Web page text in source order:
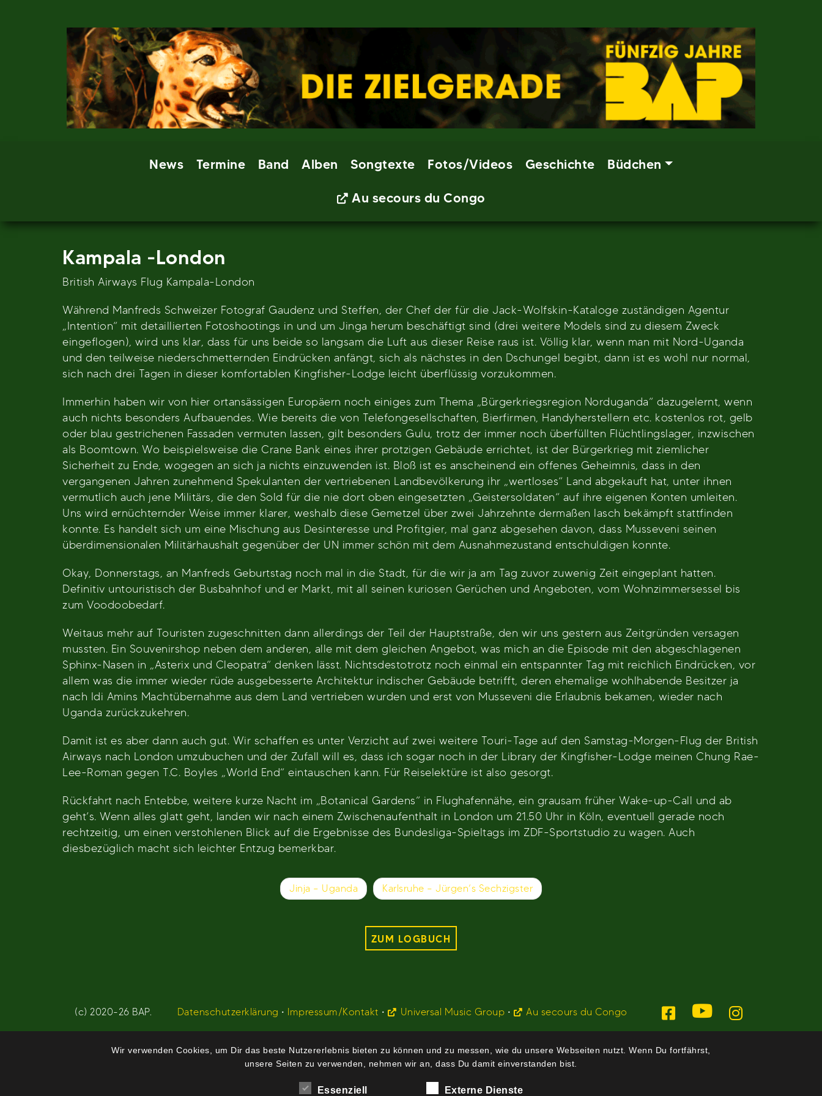
News Termine Band Alben Songtexte Fotos/Videos Geschichte Büdchen
Au secours du Congo
Kampala -London
British Airways Flug Kampala-London
Während Manfreds Schweizer Fotograf Gaudenz und Steffen, der Chef der für die Jack-Wolfskin-Kataloge zuständigen Agentur
„Intention“ mit detaillierten Fotoshootings in und um Jinga herum beschäftigt sind (drei weitere Models sind zu diesem Zweck
eingeflogen), wird uns klar, dass für uns beide so langsam die Luft aus dieser Reise raus ist. Völlig klar, wenn man mit Nord-Uganda
und den teilweise niederschmetternden Eindrücken anfängt, sich als nächstes in den Dschungel begibt, dann ist es wohl nur normal,
sich nach drei Tagen in dieser komfortablen Kingfisher-Lodge leicht überflüssig vorzukommen.
Immerhin haben wir von hier ortansässigen Europäern noch einiges zum Thema „Bürgerkriegsregion Norduganda“ dazugelernt, wenn
auch nichts besonders Aufbauendes. Wie bereits die von Telefongesellschaften, Bierfirmen, Handyherstellern etc. kostenlos rot, gelb
oder blau gestrichenen Fassaden vermuten lassen, gilt besonders Gulu, trotz der immer noch überfüllten Flüchtlingslager, inzwischen
als Boomtown. Wo beispielsweise die Crane Bank eines ihrer protzigen Gebäude errichtet, ist der Bürgerkrieg mit ziemlicher
Sicherheit zu Ende, wogegen an sich ja nichts einzuwenden ist. Bloß ist es anscheinend ein offenes Geheimnis, dass in den
vergangenen Jahren zunehmend Spekulanten der vertriebenen Landbevölkerung ihr „wertloses“ Land abgekauft hat, unter ihnen
vermutlich auch jene Militärs, die den Sold für die nie dort oben eingesetzten „Geistersoldaten“ auf ihre eigenen Konten umleiten.
Uns wird ernüchternder Weise immer klarer, weshalb diese Gemetzel über zwei Jahrzehnte dermaßen lasch bekämpft stattfinden
konnte. Es handelt sich um eine Mischung aus Desinteresse und Profitgier, mal ganz abgesehen davon, dass Musseveni seinen
überdimensionalen Militärhaushalt gegenüber der UN immer schön mit dem Ausnahmezustand entschuldigen konnte.
Okay, Donnerstags, an Manfreds Geburtstag noch mal in die Stadt, für die wir ja am Tag zuvor zuwenig Zeit eingeplant hatten.
Definitiv untouristisch der Busbahnhof und er Markt, mit all seinen kuriosen Gerüchen und Angeboten, vom Wohnzimmersessel bis
zum Voodoobedarf.
Weitaus mehr auf Touristen zugeschnitten dann allerdings der Teil der Hauptstraße, den wir uns gestern aus Zeitgründen versagen
mussten. Ein Souvenirshop neben dem anderen, alle mit dem gleichen Angebot, was mich an die Episode mit den abgeschlagenen
Sphinx-Nasen in „Asterix und Cleopatra“ denken lässt. Nichtsdestotrotz noch einmal ein entspannter Tag mit reichlich Eindrücken, vor
allem was die immer wieder rüde ausgebesserte Architektur indischer Gebäude betrifft, deren ehemalige wohlhabende Besitzer ja
nach Idi Amins Machtübernahme aus dem Land vertrieben wurden und erst von Musseveni die Erlaubnis bekamen, wieder nach
Uganda zurückzukehren.
Damit ist es aber dann auch gut. Wir schaffen es unter Verzicht auf zwei weitere Touri-Tage auf den Samstag-Morgen-Flug der British
Airways nach London umzubuchen und der Zufall will es, dass ich sogar noch in der Library der Kingfisher-Lodge meinen Chung Rae-
Lee-Roman gegen T.C. Boyles „World End“ eintauschen kann. Für Reiselektüre ist also gesorgt.
Rückfahrt nach Entebbe, weitere kurze Nacht im „Botanical Gardens“ in Flughafennähe, ein grausam früher Wake-up-Call und ab
geht’s. Wenn alles glatt geht, landen wir nach einem Zwischenaufenthalt in London um 21.50 Uhr in Köln, eventuell gerade noch
rechtzeitig, um einen verstohlenen Blick auf die Ergebnisse des Bundesliga-Spieltags im ZDF-Sportstudio zu wagen. Auch
diesbezüglich macht sich leichter Entzug bemerkbar.
Jinja – Uganda Karlsruhe – Jürgen’s Sechzigster
ZUM LOGBUCH
(c) 2020-26 BAP. Datenschutzerklärung • Impressum/Kontakt • Universal Music Group • Au secours du Congo
Wir verwenden Cookies, um Dir das beste Nutzererlebnis bieten zu können und zu messen, wie du unsere Webseiten nutzt. Wenn Du fortfährst,
unsere Seiten zu verwenden, nehmen wir an, dass Du damit einverstanden bist.
Essenziell Externe Dienste